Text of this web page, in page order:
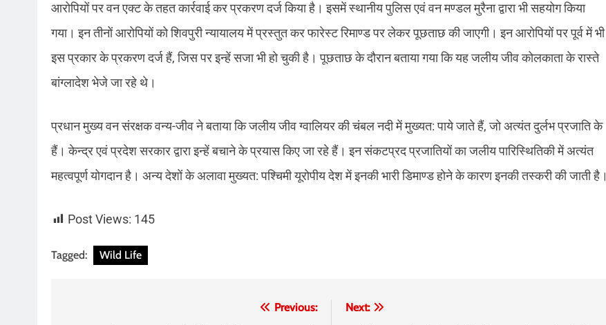
आरोपियों पर वन एक्ट के तहत कार्रवाई कर प्रकरण दर्ज किया है। इसमें स्थानीय पुलिस एवं वन मण्डल मुरैना द्वारा भी सहयोग किया
गया। इन तीनों आरोपियों को शिवपुरी न्यायालय में प्रस्तुत कर फारेस्ट रिमाण्ड पर लेकर पूछताछ की जाएगी। इन आरोपियों पर पूर्व में भी
इस प्रकार के प्रकरण दर्ज हैं, जिस पर इन्हें सजा भी हो चुकी है। पूछताछ के दौरान बताया गया कि यह जलीय जीव कोलकाता के रास्ते
बांग्लादेश भेजे जा रहे थे।
प्रधान मुख्य वन संरक्षक वन्य-जीव ने बताया कि जलीय जीव ग्वालियर की चंबल नदी में मुख्यत: पाये जाते हैं, जो अत्यंत दुर्लभ प्रजाति के
हैं। केन्द्र एवं प्रदेश सरकार द्वारा इन्हें बचाने के प्रयास किए जा रहे हैं। इन संकटप्रद प्रजातियों का जलीय पारिस्थितिकी में अत्यंत
महत्वपूर्ण योगदान है। अन्य देशों के अलावा मुख्यत: पश्चिमी यूरोपीय देश में इनकी भारी डिमाण्ड होने के कारण इनकी तस्करी की जाती है।
Post Views: 145
Tagged: Wild Life
Previous:
Next: